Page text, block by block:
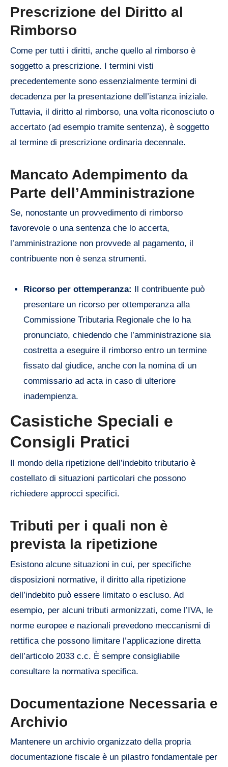
Prescrizione del Diritto al
Rimborso
Come per tutti i diritti, anche quello al rimborso è
soggetto a prescrizione. I termini visti
precedentemente sono essenzialmente termini di
decadenza per la presentazione dell’istanza iniziale.
Tuttavia, il diritto al rimborso, una volta riconosciuto o
accertato (ad esempio tramite sentenza), è soggetto
al termine di prescrizione ordinaria decennale.
Mancato Adempimento da
Parte dell’Amministrazione
Se, nonostante un provvedimento di rimborso
favorevole o una sentenza che lo accerta,
l’amministrazione non provvede al pagamento, il
contribuente non è senza strumenti.
Ricorso per ottemperanza: Il contribuente può
presentare un ricorso per ottemperanza alla
Commissione Tributaria Regionale che lo ha
pronunciato, chiedendo che l’amministrazione sia
costretta a eseguire il rimborso entro un termine
fissato dal giudice, anche con la nomina di un
commissario ad acta in caso di ulteriore
inadempienza.
Casistiche Speciali e
Consigli Pratici
Il mondo della ripetizione dell’indebito tributario è
costellato di situazioni particolari che possono
richiedere approcci specifici.
Tributi per i quali non è
prevista la ripetizione
Esistono alcune situazioni in cui, per specifiche
disposizioni normative, il diritto alla ripetizione
dell’indebito può essere limitato o escluso. Ad
esempio, per alcuni tributi armonizzati, come l’IVA, le
norme europee e nazionali prevedono meccanismi di
rettifica che possono limitare l’applicazione diretta
dell’articolo 2033 c.c. È sempre consigliabile
consultare la normativa specifica.
Documentazione Necessaria e
Archivio
Mantenere un archivio organizzato della propria
documentazione fiscale è un pilastro fondamentale per